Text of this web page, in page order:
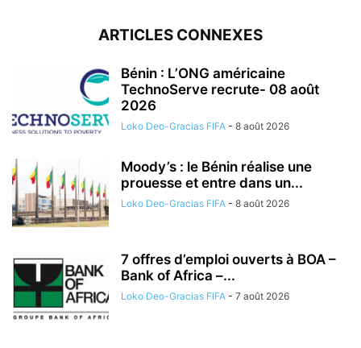
ARTICLES CONNEXES
Bénin : L’ONG américaine
TechnoServe recrute- 08 août
2026
Loko Deo-Gracias FIFA - 8 août 2026
Moody’s : le Bénin réalise une
prouesse et entre dans un...
Loko Deo-Gracias FIFA - 8 août 2026
7 offres d’emploi ouverts à BOA –
Bank of Africa –...
Loko Deo-Gracias FIFA - 7 août 2026